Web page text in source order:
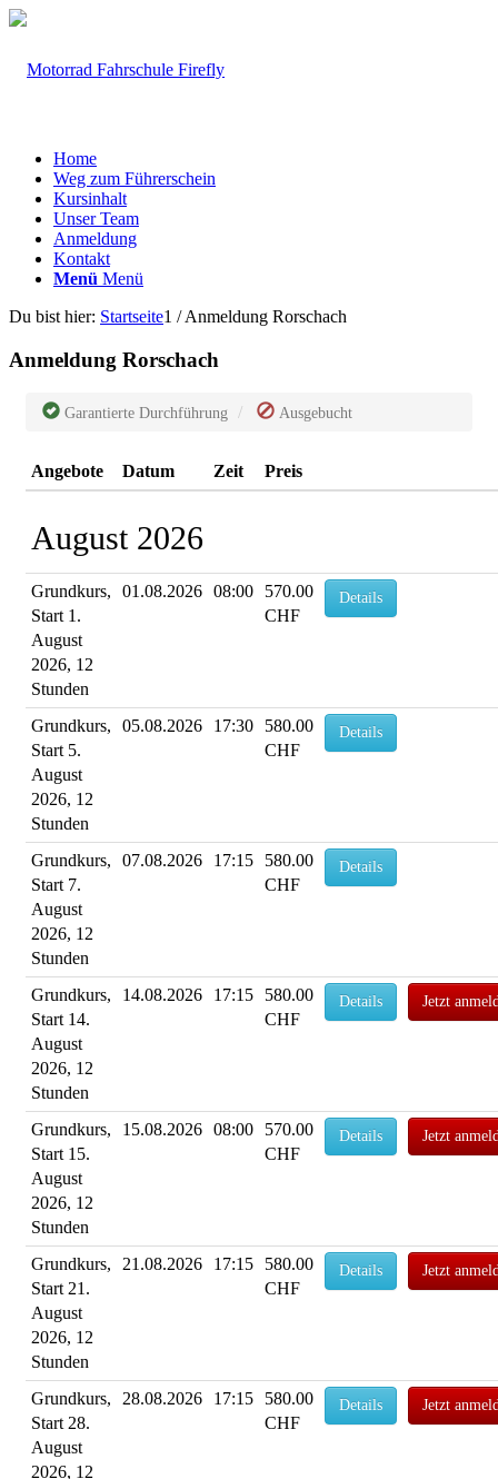
Home
Weg zum Führerschein
Kursinhalt
Unser Team
Anmeldung
Kontakt
Menü Menü
Du bist hier: Startseite1 / Anmeldung Rorschach
Anmeldung Rorschach
Garantierte Durchführung Ausgebucht
Angebote Datum Zeit Preis
August 2026
Grundkurs,
Start 1.
August
2026, 12
Stunden
01.08.2026 08:00
570.00
CHF
Details
Grundkurs,
Start 5.
August
2026, 12
Stunden
05.08.2026 17:30
580.00
CHF
Details
Grundkurs,
Start 7.
August
2026, 12
Stunden
07.08.2026 17:15
580.00
CHF
Details
Grundkurs,
Start 14.
August
2026, 12
Stunden
14.08.2026 17:15
580.00
CHF
Details Jetzt
Grundkurs,
Start 15.
August
2026, 12
Stunden
15.08.2026 08:00
570.00
CHF
Details Jetzt
Grundkurs,
Start 21.
August
2026, 12
Stunden
21.08.2026 17:15
580.00
CHF
Details Jetzt
Grundkurs,
Start 28.
August
2026, 12
28.08.2026 17:15
580.00
CHF
Details Jetzt